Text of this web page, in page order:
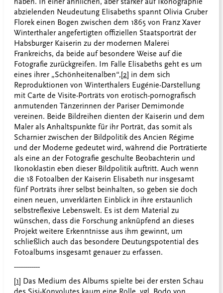
abzielenden Neudeutung Elisabeths spannt Olivia Gruber
Florek einen Bogen zwischen dem 1865 von Franz Xaver
Winterthaler angefertigten offiziellen Staatsporträt der
Habsburger Kaiserin zu der modernen Malerei
Frankreichs, da beide auf besondere Weise auf die
Fotografie zurückgreifen. Im Falle Elisabeths geht es um
eines ihrer „Schönheitenalben“,[2] in dem sich
Reproduktionen von Winterthalers Eugénie-Darstellung
mit Carte de Visite-Porträts von erotisch-pornografisch
anmutenden Tänzerinnen der Pariser Demimonde
vereinen. Beide Bildreihen dienten der Kaiserin und dem
Maler als Anhaltspunkte für ihr Porträt, das somit als
Scharnier zwischen der Bildpolitik des Ancien Régime
und der Moderne gedeutet wird, während die Porträtierte
als eine an der Fotografie geschulte Beobachterin und
Ikonoklastin eben dieser Bildpolitik auftritt. Auch wenn
die 18 Fotoalben der Kaiserin Elisabeth nur insgesamt
fünf Porträts ihrer selbst beinhalten, so geben sie doch
einen neuen, unverklärten Einblick in ihre erstaunlich
selbstreflexive Lebenswelt. Es ist dem Material zu
wünschen, dass die Forschung anknüpfend an dieses
Projekt weitere Erkenntnisse aus ihm gewinnt, um
schließlich auch das besondere Deutungspotential des
Fotoalbums insgesamt genauer zu erfassen.
-------------
[1] Das Medium des Albums spielte bei der ersten Schau